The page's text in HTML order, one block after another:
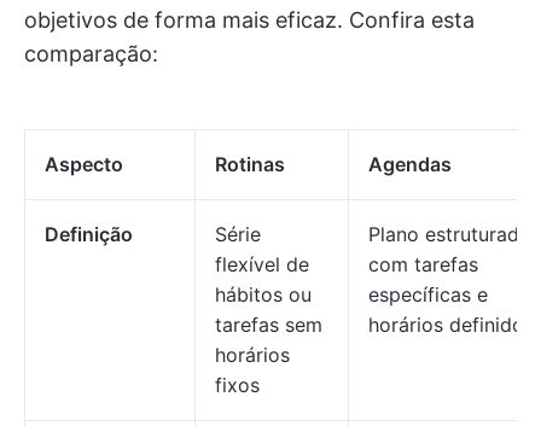
objetivos de forma mais eficaz. Confira esta
comparação:
Aspecto Rotinas Agendas
Definição
Série
flexível de
hábitos ou
tarefas sem
horários
fixos
Plano estruturado
com tarefas
específicas e
horários definidos